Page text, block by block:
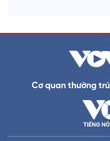
Cơ quan thường